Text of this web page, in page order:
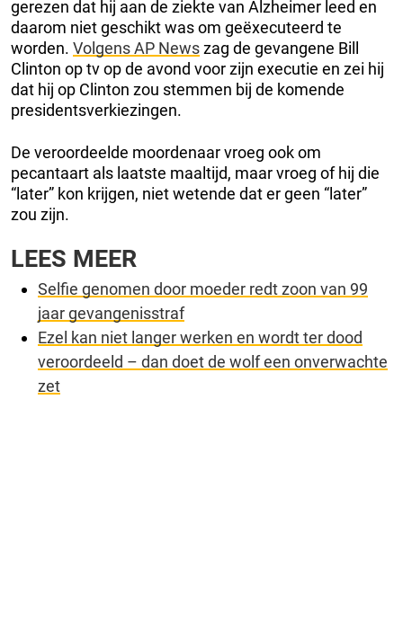
gerezen dat hij aan de ziekte van Alzheimer leed en
daarom niet geschikt was om geëxecuteerd te
worden. Volgens AP Newszag de gevangene Bill
Clinton op tv op de avond voor zijn executie en zei hij
dat hij op Clinton zou stemmen bij de komende
presidentsverkiezingen.
De veroordeelde moordenaar vroeg ook om
pecantaart als laatste maaltijd, maar vroeg of hij die
“later” kon krijgen, niet wetende dat er geen “later”
zou zijn.
LEES MEER
Selfie genomen door moeder redt zoon van 99
jaar gevangenisstraf
Ezel kan niet langer werken en wordt ter dood
veroordeeld – dan doet de wolf een onverwachte
zet